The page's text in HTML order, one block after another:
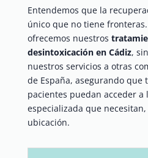
Entendemos que la
único que no tiene
ofrecemos nuestros
desintoxicación en Cádiz,
nuestros servicios a otras
de España, asegurando que
pacientes puedan acceder a
especializada que
ubicación.